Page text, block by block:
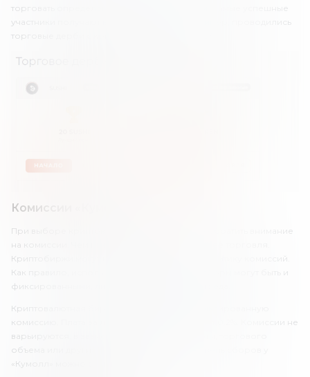
торговать определенными криптовалютами. Самые успешные
участники получают вознаграждение. Например, проводились
торговые дерби с криптовалютами REN и SUSHI.
Комиссии «Кумолл»
При выборе криптовалютной биржи важно обратить внимание
на комиссии. Чем ниже комиссии, тем выгоднее торговля.
Криптобиржи могут использовать разную политику комиссий.
Как правило, используется Maker/Taker, но сборы могут быть и
фиксированными, либо взиматься в виде спреда.
Криптовалютная биржа qMall использует фиксированную
комиссию. Плата за любую сделку составляет 0.2%. Комиссии не
варьируются, в зависимости от криптовалюты, торгового
объема или других факторов. В целом, уровень сборов у
«Кумолл» можно считать выгодным.